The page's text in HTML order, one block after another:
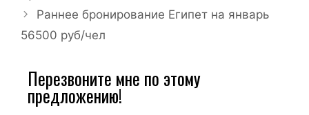
Раннее бронирование Египет на январь
56500 руб/чел
Перезвоните мне по этому
предложению!